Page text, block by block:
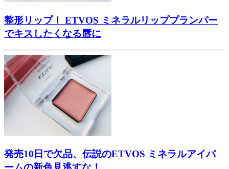
整形リップ！ ETVOS ミネラルリッププランパー
でキスしたくなる唇に
発売10日で欠品、伝説のETVOS ミネラルアイバ